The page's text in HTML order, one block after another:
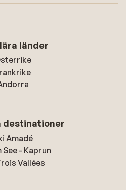
länder
destinationer
Amadé
See - Kaprun
Vallées